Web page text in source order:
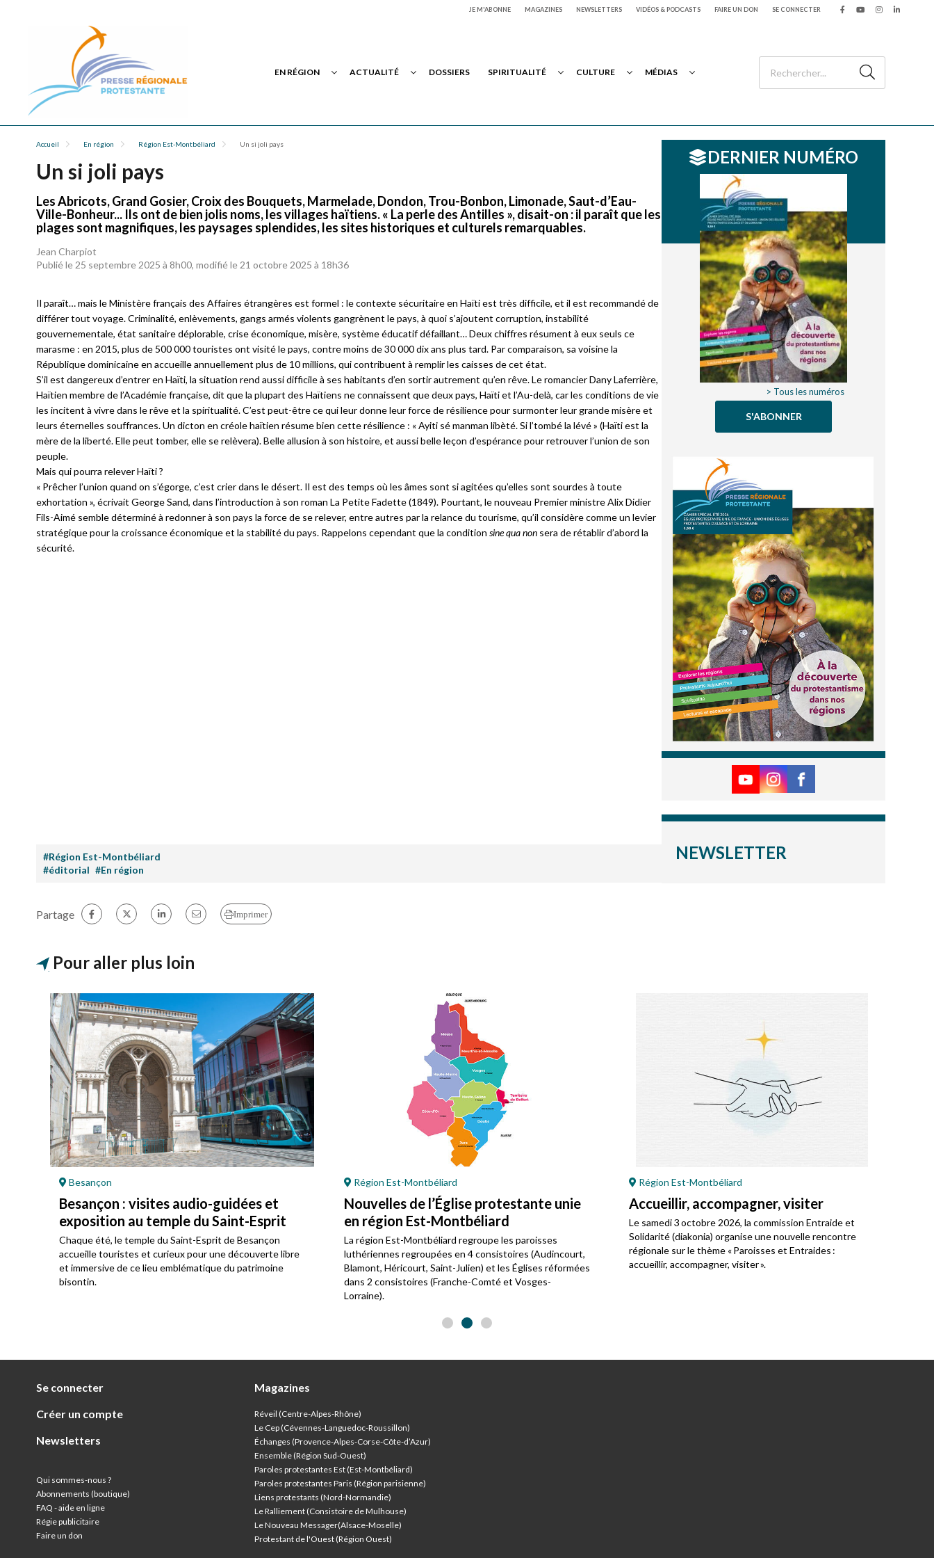
JE M'ABONNE MAGAZINES NEWSLETTERS VIDÉOS & PODCASTS FAIRE UN DON SE CONNECTER
EN RÉGION ACTUALITÉ DOSSIERS SPIRITUALITÉ CULTURE MÉDIAS
Accueil En région Région Est-Montbéliard Un si joli pays
Un si joli pays
Les Abricots, Grand Gosier, Croix des Bouquets, Marmelade, Dondon, Trou-Bonbon, Limonade, Saut-d’Eau-
Ville-Bonheur... Ils ont de bien jolis noms, les villages haïtiens. « La perle des Antilles », disait-on : il paraît que les
plages sont magnifiques, les paysages splendides, les sites historiques et culturels remarquables.
Jean Charpiot
Publié le 25 septembre 2025 à 8h00, modifié le 21 octobre 2025 à 18h36
Il paraît… mais le Ministère français des Affaires étrangères est formel : le contexte sécuritaire en Haïti est très difficile, et il est recommandé de
différer tout voyage. Criminalité, enlèvements, gangs armés violents gangrènent le pays, à quoi s’ajoutent corruption, instabilité
gouvernementale, état sanitaire déplorable, crise économique, misère, système éducatif défaillant… Deux chiffres résument à eux seuls ce
marasme : en 2015, plus de 500 000 touristes ont visité le pays, contre moins de 30 000 dix ans plus tard. Par comparaison, sa voisine la
République dominicaine en accueille annuellement plus de 10 millions, qui contribuent à remplir les caisses de cet état.
S’il est dangereux d’entrer en Haïti, la situation rend aussi difficile à ses habitants d’en sortir autrement qu’en rêve. Le romancier Dany Laferrière,
Haïtien membre de l’Académie française, dit que la plupart des Haïtiens ne connaissent que deux pays, Haïti et l’Au-delà, car les conditions de vie
les incitent à vivre dans le rêve et la spiritualité. C’est peut-être ce qui leur donne leur force de résilience pour surmonter leur grande misère et
leurs éternelles souffrances. Un dicton en créole haïtien résume bien cette résilience : « Ayiti sé manman libèté. Si l’tombé la lévé » (Haïti est la
mère de la liberté. Elle peut tomber, elle se relèvera). Belle allusion à son histoire, et aussi belle leçon d’espérance pour retrouver l’union de son
peuple.
Mais qui pourra relever Haïti ?
« Prêcher l’union quand on s’égorge, c’est crier dans le désert. Il est des temps où les âmes sont si agitées qu’elles sont sourdes à toute
exhortation », écrivait George Sand, dans l’introduction à son roman La Petite Fadette (1849). Pourtant, le nouveau Premier ministre Alix Didier
Fils-Aimé semble déterminé à redonner à son pays la force de se relever, entre autres par la relance du tourisme, qu’il considère comme un levier
stratégique pour la croissance économique et la stabilité du pays. Rappelons cependant que la condition sine qua non sera de rétablir d’abord la
sécurité.
#Région Est-Montbéliard
#éditorial #En région
DERNIER NUMÉRO
> Tous les numéros
S'ABONNER
NEWSLETTER
Partage Imprimer
Pour aller plus loin
Besançon
Besançon : visites audio-guidées et
exposition au temple du Saint-Esprit
Chaque été, le temple du Saint-Esprit de Besançon
accueille touristes et curieux pour une découverte libre
et immersive de ce lieu emblématique du patrimoine
bisontin.
Région Est-Montbéliard
Nouvelles de l’Église protestante unie
en région Est-Montbéliard
La région Est-Montbéliard regroupe les paroisses
luthériennes regroupées en 4 consistoires (Audincourt,
Blamont, Héricourt, Saint-Julien) et les Églises réformées
dans 2 consistoires (Franche-Comté et Vosges-
Lorraine).
Région Est-Montbéliard
Accueillir, accompagner, visiter
Le samedi 3 octobre 2026, la commission Entraide et
Solidarité (diakonia) organise une nouvelle rencontre
régionale sur le thème « Paroisses et Entraides :
accueillir, accompagner, visiter ».
Se connecter
Créer un compte
Newsletters
Qui sommes-nous ?
Abonnements (boutique)
FAQ - aide en ligne
Régie publicitaire
Faire un don
Magazines
Réveil (Centre-Alpes-Rhône)
Le Cep (Cévennes-Languedoc-Roussillon)
Échanges (Provence-Alpes-Corse-Côte-d’Azur)
Ensemble (Région Sud-Ouest)
Paroles protestantes Est (Est-Montbéliard)
Paroles protestantes Paris (Région parisienne)
Liens protestants (Nord-Normandie)
Le Ralliement (Consistoire de Mulhouse)
Le Nouveau Messager(Alsace-Moselle)
Protestant de l'Ouest (Région Ouest)